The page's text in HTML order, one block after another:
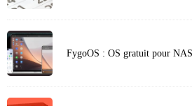
FygoOS : OS gratuit pour